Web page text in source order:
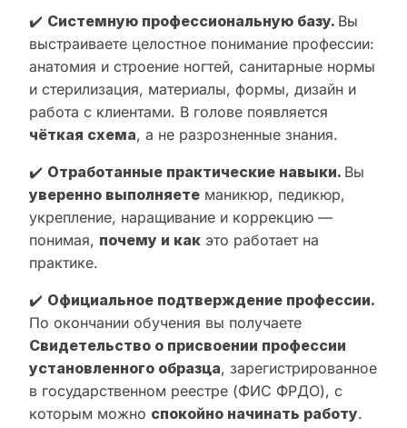
✔️ Системную профессиональную базу. Вы
выстраиваете целостное понимание профессии:
анатомия и строение ногтей, санитарные нормы
и стерилизация, материалы, формы, дизайн и
работа с клиентами. В голове появляется
чёткая схема, а не разрозненные знания.
✔️ Отработанные практические навыки. Вы
уверенно выполняете маникюр, педикюр,
укрепление, наращивание и коррекцию —
понимая, почему и как это работает на
практике.
✔️ Официальное подтверждение профессии.
По окончании обучения вы получаете
Свидетельство о присвоении профессии
установленного образца, зарегистрированное
в государственном реестре (ФИС ФРДО), с
которым можно спокойно начинать работу.